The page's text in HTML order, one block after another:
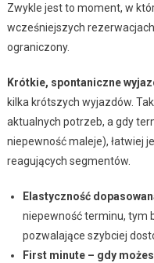
Zwykle jest to moment, w
wcześniejszych
ograniczony.
Krótkie, spontaniczne
kilka krótszych wyjazdów.
aktualnych potrzeb, a gdy
niepewność maleje), łatwiej
reagujących segmentów.
Elastyczność
niepewność terminu, tym
pozwalające szybciej
First minute – gdy